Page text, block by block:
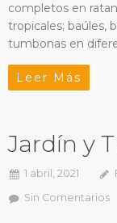
completos en
tropicales; baúles,
tumbonas en
Leer Más
Jardín y
1 abril, 2021
Sin Comentarios